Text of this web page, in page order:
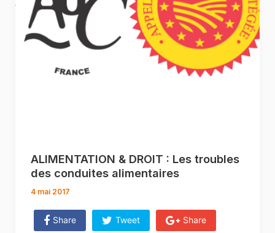
ALIMENTATION & DROIT : Les troubles
des conduites alimentaires
4 mai 2017
Share Tweet Share